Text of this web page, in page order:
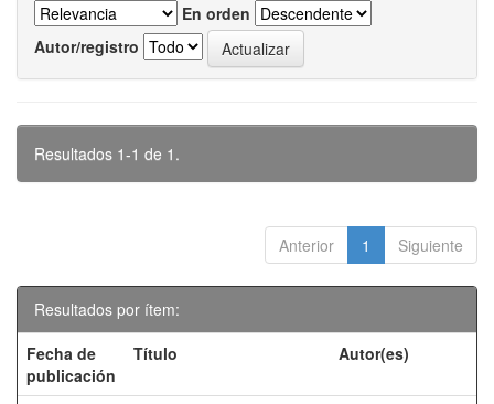
En orden
Autor/registro
Resultados 1-1 de 1.
Anterior 1 Siguiente
Resultados por ítem:
Fecha de
publicación
Título Autor(es)